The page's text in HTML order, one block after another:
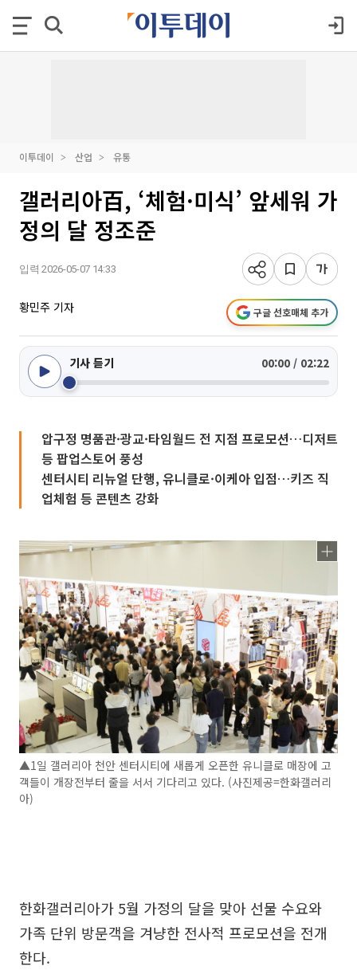
이투데이 산업 유통
갤러리아百, ‘체험·미식’ 앞세워 가
정의 달 정조준
입력 2026-05-07 14:33
황민주 기자 구글 선호매체 추가
기사 듣기 00:00 / 02:22
압구정 명품관·광교·타임월드 전 지점 프로모션…디저트
등 팝업스토어 풍성
센터시티 리뉴얼 단행, 유니클로·이케아 입점…키즈 직
업체험 등 콘텐츠 강화
▲1일 갤러리아 천안 센터시티에 새롭게 오픈한 유니클로 매장에 고
객들이 개장전부터 줄을 서서 기다리고 있다. (사진제공=한화갤러리
아)
한화갤러리아가 5월 가정의 달을 맞아 선물 수요와
가족 단위 방문객을 겨냥한 전사적 프로모션을 전개
한다.